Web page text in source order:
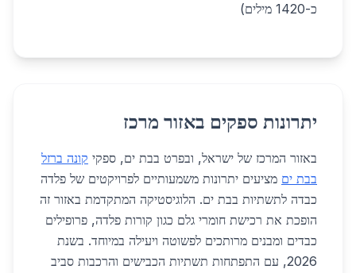
כ-1420 מילים)
יתרונות ספקים באזור מרכז
באזור המרכז של ישראל, ובפרט בבת ים, ספקי קונה ברזל
בבת ים מציעים יתרונות משמעותיים לפרויקטים של פלדה
כבדה לתשתיות בבת ים. הלוגיסטיקה המתקדמת באזור זה
הופכת את רכישת חומרי גלם כגון קורות פלדה, פרופילים
כבדים ומבנים מרותכים לפשוטה ויעילה במיוחד. בשנת
2026, עם התפתחות תשתיות הכבישים והרכבות סביב